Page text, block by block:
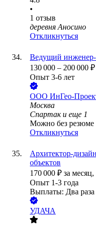
•
1 отзыв
деревня Аносино
Откликнуться
Ведущий инженер-
130 000 – 200 000 ₽
Опыт 3-6 лет
ООО ИнГео-
Москва
Спартак и еще 1
Можно без резюме
Откликнуться
Архитектор-
объектов
170 000 ₽ за месяц,
Опыт 1-3 года
Выплаты: Два раза
УДАЧА